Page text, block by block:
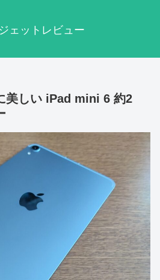
ェットレビュー
美しい iPad mini 6 約2